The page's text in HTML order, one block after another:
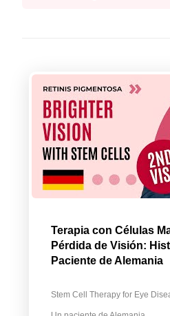
Terapia con Células
Pérdida de Visión:
Paciente de Alemania
Stem Cell Therapy for Eye